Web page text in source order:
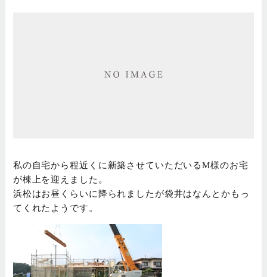
私の自宅から程近くに新築させていただいるM様のお宅
が棟上を迎えました。
浜松はお昼くらいに降られましたが袋井はなんとかもっ
てくれたようです。